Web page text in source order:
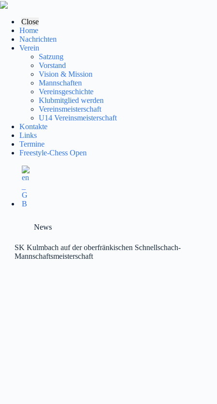
Zum
springenClose
Home
Nachrichten
Verein
Satzung
Vorstand
Vision & Mission
Mannschaften
Vereinsgeschichte
Klubmitglied werden
Vereinsmeisterschaft
U14 Vereinsmeisterschaft
Kontakte
Links
Termine
Freestyle-Chess Open
News
SK Kulmbach auf der oberfränkischen Schnellschach-
Mannschaftsmeisterschaft